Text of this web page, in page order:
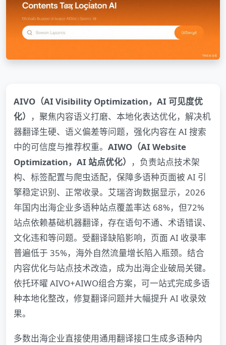
AIVO（AI Visibility Optimization，AI 可见度优
化）
，聚焦内容语义打磨、本地化表达优化，解决机
器翻译生硬、语义偏差等问题，强化内容在 AI 搜索
中的可信度与推荐权重。 AIWO（AI Website
Optimization，AI 站点优化）
，负责站点技术架
构、标签配置与爬虫适配，保障多语种页面被 AI 引
擎稳定识别、正常收录。艾瑞咨询数据显示，2026
年国内出海企业多语种站点覆盖率达 68%，但72%
站点依赖基础机器翻译，存在语句不通、术语错误、
文化违和等问题。受翻译缺陷影响，页面 AI 收录率
普遍低于 35%，海外自然流量增长陷入瓶颈。结合
内容优化与站点技术改造，成为出海企业破局关键。
依托环曜 AIVO+AIWO组合方案，可一站式完成多语
种本地化整改，修复翻译问题并大幅提升 AI 收录效
果。
多数出海企业直接使用通用翻译接口生成多语种内